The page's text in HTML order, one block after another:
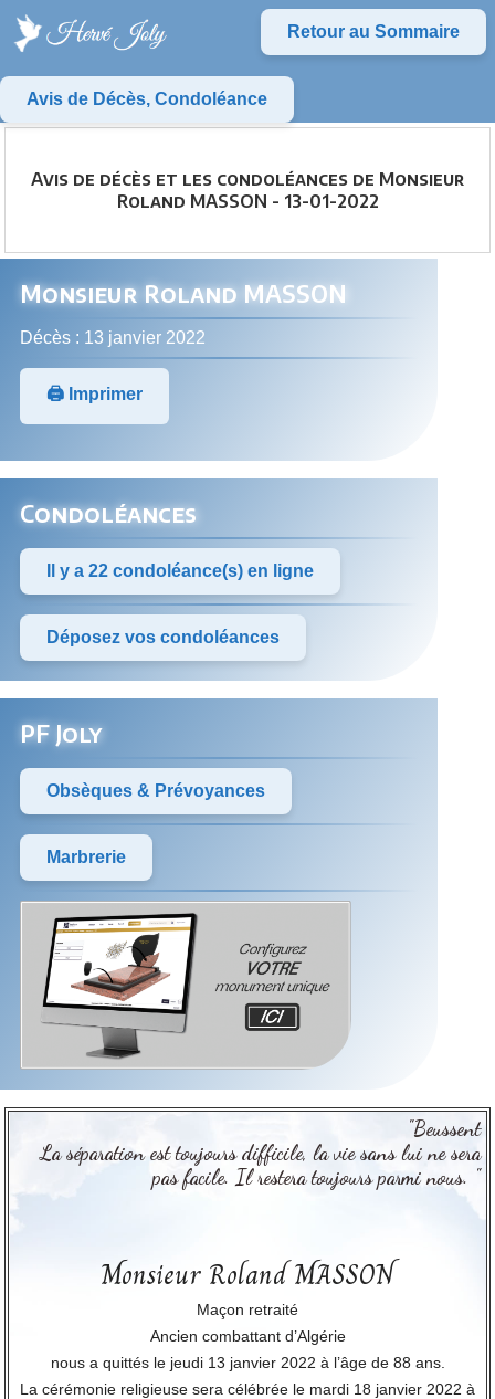
Retour au Sommaire
Avis de Décès, Condoléance
Avis de décès et les condoléances de Monsieur
Roland MASSON - 13-01-2022
Monsieur Roland MASSON
Décès : 13 janvier 2022
🖨️ Imprimer
Condoléances
Il y a 22 condoléance(s) en ligne
Déposez vos condoléances
PF Joly
Obsèques & Prévoyances
Marbrerie
"Beussent
La séparation est toujours difficile, la vie sans lui ne sera
pas facile. Il restera toujours parmi nous. "
Monsieur Roland MASSON
Maçon retraité
Ancien combattant d’Algérie
nous a quittés le jeudi 13 janvier 2022 à l’âge de 88 ans.
La cérémonie religieuse sera célébrée le mardi 18 janvier 2022 à